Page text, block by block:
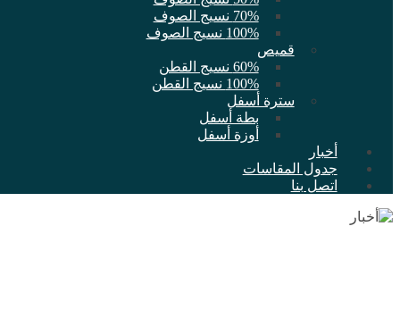
70% نسيج الصوف
100% نسيج الصوف
قميص
60% نسيج القطن
100% نسيج القطن
سترة أسفل
بطة أسفل
أوزة أسفل
أخبار
جدول المقاسات
اتصل بنا